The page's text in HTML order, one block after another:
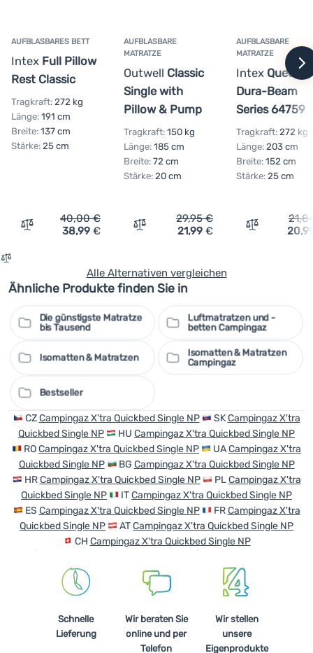
AUFBLASBARES BETT
Intex Full Pillow
Rest Classic
Tragkraft: 272 kg
Länge: 191 cm
Breite: 137 cm
Stärke: 25 cm
Vergleichen
40,00€
38,99 €
AUFBLASBARE
MATRATZE
Outwell Classic
Single with
Pillow & Pump
Tragkraft: 150 kg
Länge: 185 cm
Breite: 72 cm
Stärke: 20 cm
Vergleichen
29,95€
21,99 €
AUFBLASBARE
MATRATZE
Intex Queen
Dura-Beam
Series 64759
Tragkraft: 272 kg
Länge: 203 cm
Breite: 152 cm
Stärke: 25 cm
Vergleichen
Alle Alternativen vergleichen
Ähnliche Produkte finden Sie in
Die günstigste Matratze
bis Tausend
Luftmatratzen und -
betten Campingaz
Isomatten & Matratzen
Isomatten & Matratzen
Campingaz
Bestseller
CZCampingaz X'tra Quickbed Single NP SKCampingaz X'tra
Quickbed Single NP
HU Campingaz X'tra Quickbed Single NP
ROCampingaz X'tra Quickbed Single NP UACampingaz X'tra
Quickbed Single NP
BG Campingaz X'tra Quickbed Single NP
HRCampingaz X'tra Quickbed Single NP PLCampingaz X'tra
Quickbed Single NP
ITCampingaz X'tra Quickbed Single NP
ES Campingaz X'tra Quickbed Single NP FRCampingaz X'tra
Quickbed Single NP
ATCampingaz X'tra Quickbed Single NP
CH Campingaz X'tra Quickbed Single NP
Schnelle
Lieferung
Wir beraten Sie
online und per
Telefon
Wir stellen
unsere
Eigenprodukte